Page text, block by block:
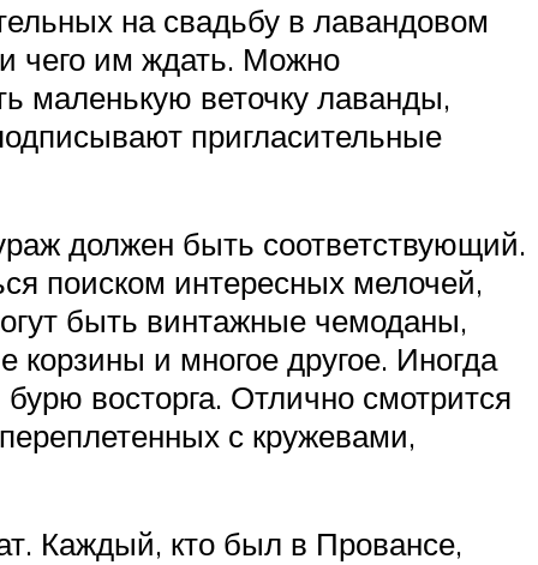
на свадьбу в лавандовом
чего им ждать. Можно
маленькую веточку лаванды,
пригласительные
должен быть соответствующий.
поиском интересных мелочей,
быть винтажные чемоданы,
и многое другое. Иногда
восторга. Отлично смотрится
с кружевами,
Каждый, кто был в Провансе,